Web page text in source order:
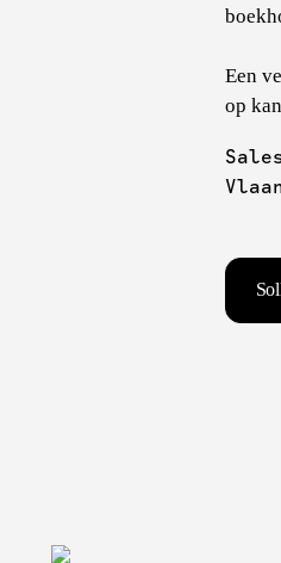
Een
op